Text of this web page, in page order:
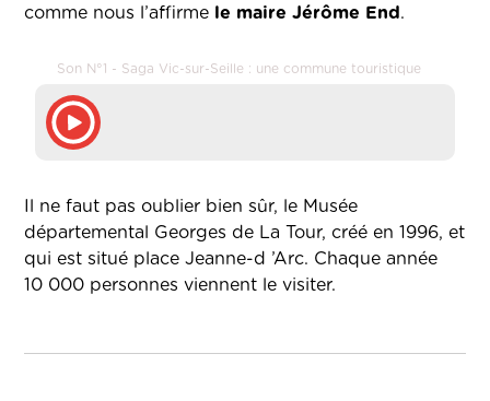
comme nous l’affirme le maire Jérôme End.
Son N°1 - Saga Vic-sur-Seille : une commune touristique
Il ne faut pas oublier bien sûr, le Musée
départemental Georges de La Tour, créé en 1996, et
qui est situé place Jeanne-d ’Arc. Chaque année
10 000 personnes viennent le visiter.